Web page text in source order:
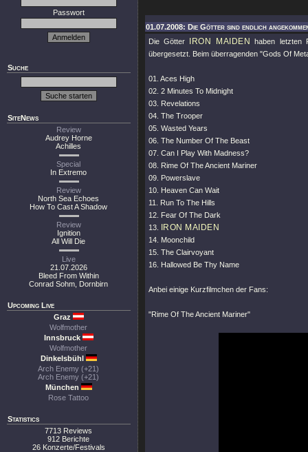
Passwort
Suche
SiteNews
Review
Audrey Horne
Achilles
Special
In Extremo
Review
North Sea Echoes
How To Cast A Shadow
Review
Ignition
All Will Die
Live
21.07.2026
Bleed From Within
Conrad Sohm, Dornbirn
Upcoming Live
Graz
Wolfmother
Innsbruck
Wolfmother
Dinkelsbühl
Arch Enemy (+21)
Arch Enemy (+21)
München
Rose Tattoo
Statistics
7713 Reviews
912 Berichte
26 Konzerte/Festivals
01.07.2008: Die Götter sind endlich
Die Götter
IRON MAIDEN
haben letzten
übergesetzt. Beim überragenden "Gods Of
01. Aces High
02. 2 Minutes To Midnight
03. Revelations
04. The Trooper
05. Wasted Years
06. The Number Of The Beast
07. Can I Play With Madness?
08. Rime Of The Ancient Mariner
09. Powerslave
10. Heaven Can Wait
11. Run To The Hills
12. Fear Of The Dark
13.
IRON MAIDEN
14. Moonchild
15. The Clairvoyant
16. Hallowed Be Thy Name
Anbei einige Kurzfilmchen der Fans:
"Rime Of The Ancient Mariner"